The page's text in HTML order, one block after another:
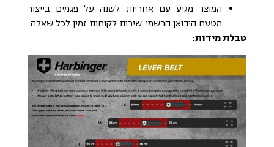
המוצר מגיע עם אחריות לשנה על פגמים בייצור
מטעם היבואן הרשמי. שירות לקוחות זמין לכל שאלה
טבלת מידות: